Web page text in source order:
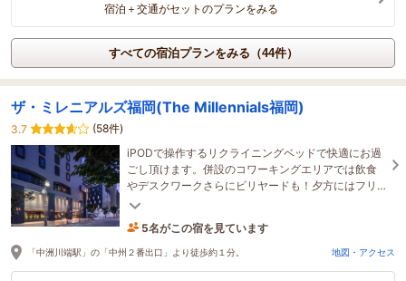
宿泊＋交通がセットのプランをみる
すべての宿泊プランをみる（44件）
ザ・ミレニアルズ福岡(The Millennials福岡)
3.7
(58件)
iPODで操作するリクライニングベッドで快適にお過
ごし頂けます。併設のコワーキングエリアでは飲食
やデスクワークさらにビリヤードも！夕方にはフリ
ービールで新たなホテルステイを体験しませんか？
5名がこの宿を見ています
たった今予約されました
「中洲川端駅」の「中州２番出口」より徒歩約１分。 地図・アクセス